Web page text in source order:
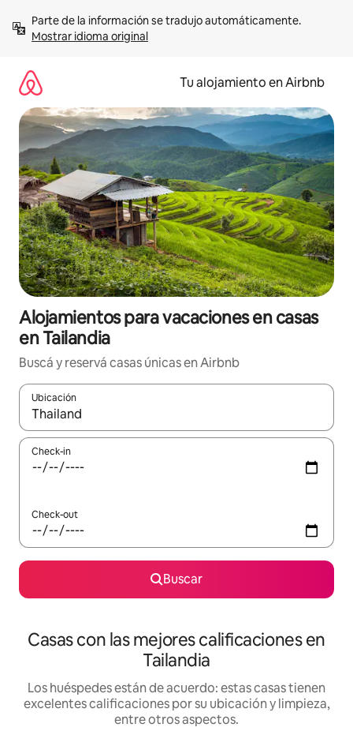
contenidoMostrar idioma original
Tu alojamiento en Airbnb
Alojamientos para vacaciones en casas
en Tailandia
Buscá y reservá casas únicas en Airbnb
Ubicación
Cuando los resultados estén disponibles, navegá con las
Check-in
Check-out
Buscar
Casas con las mejores calificaciones en
Tailandia
Los huéspedes están de acuerdo: estas casas tienen
excelentes calificaciones por su ubicación y limpieza,
entre otros aspectos.